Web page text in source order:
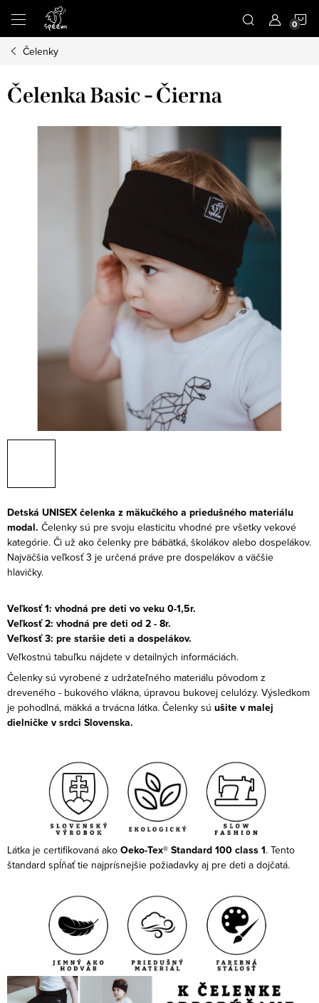
obsah
Čelenky
Čelenka Basic - Čierna
Detská UNISEX čelenka z mäkučkého a priedušného materiálu
modal. Čelenky sú pre svoju elasticitu vhodné pre všetky vekové
kategórie. Či už ako čelenky pre bábätká, školákov alebo dospelákov.
Najväčšia veľkosť 3 je určená práve pre dospelákov a väčšie
hlavičky.
Veľkosť 1: vhodná pre deti vo veku 0-1,5r.
Veľkosť 2: vhodná pre deti od 2 - 8r.
Veľkosť 3: pre staršie deti a dospelákov.
Veľkostnú tabuľku nájdete v detailných informáciách.
Čelenky sú vyrobené z udržateľného materiálu pôvodom z
dreveného - bukového vlákna, úpravou bukovej celulózy. Výsledkom
je pohodlná, mäkká a trvácna látka. Čelenky sú ušite v malej
dielničke v srdci Slovenska.
Látka je certifikovaná ako Oeko-Tex® Standard 100 class 1. Tento
štandard spĺňať tie najprísnejšie požiadavky aj pre deti a dojčatá.